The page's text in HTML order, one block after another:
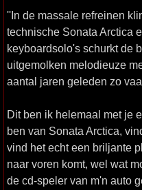
''In de massale refreinen
technische Sonata Arctica
keyboardsolo's schurkt de
uitgemolken melodieuze
aantal jaren geleden zo
Dit ben ik helemaal met je
ben van Sonata Arctica,
vind het echt een briljante
naar voren komt, wel wat
de cd-speler van m'n auto